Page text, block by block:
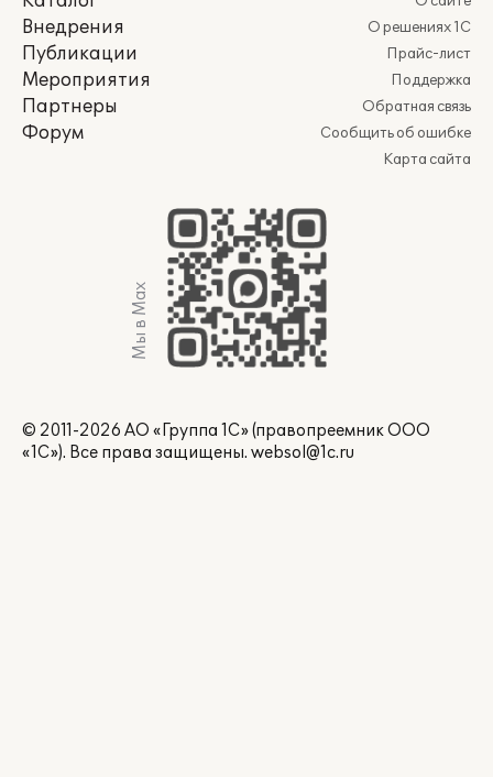
Внедрения
Публикации
Мероприятия
Партнеры
Форум
О решениях 1С
Прайс-лист
Поддержка
Обратная связь
Сообщить об ошибке
Карта сайта
Мы в Max
© 2011-2026 АО «Группа 1С» (правопреемник ООО
«1С»). Все права защищены. websol@1c.ru